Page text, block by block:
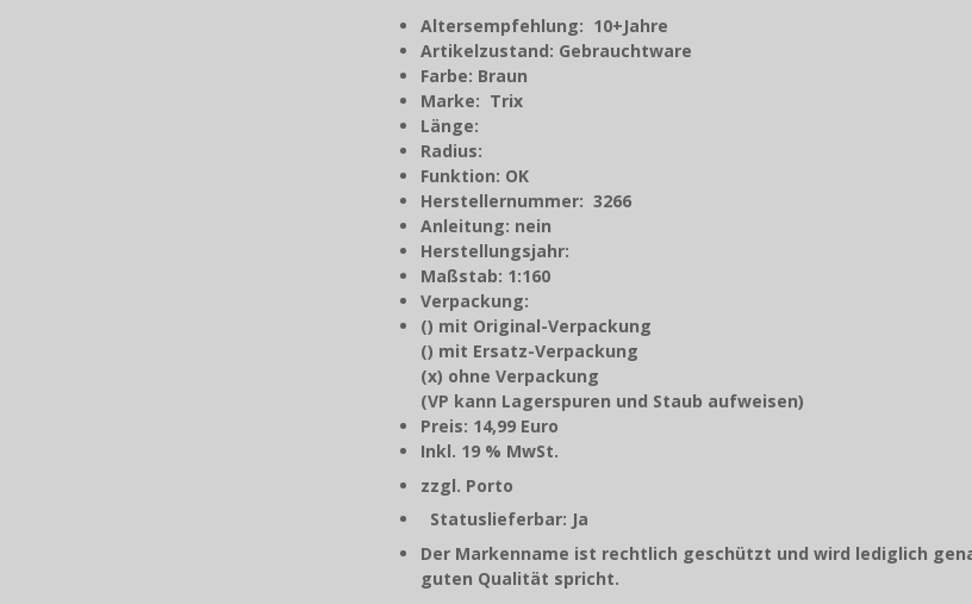
Altersempfehlung: 10+Jahre
Artikelzustand: Gebrauchtware
Farbe: Braun
Marke: Trix
Länge:
Radius:
Funktion: OK
Herstellernummer: 3266
Anleitung: nein
Herstellungsjahr:
Maßstab: 1:160
Verpackung:
() mit Original-Verpackung
() mit Ersatz-Verpackung
(x) ohne Verpackung
(VP kann Lagerspuren und Staub aufweisen)
Preis: 14,99 Euro
Inkl. 19 % MwSt.
zzgl. Porto
Statuslieferbar: Ja
Der Markenname ist rechtlich geschützt und wird lediglich
guten Qualität spricht.